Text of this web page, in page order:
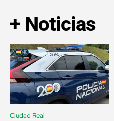
+ Noticias
Ciudad Real